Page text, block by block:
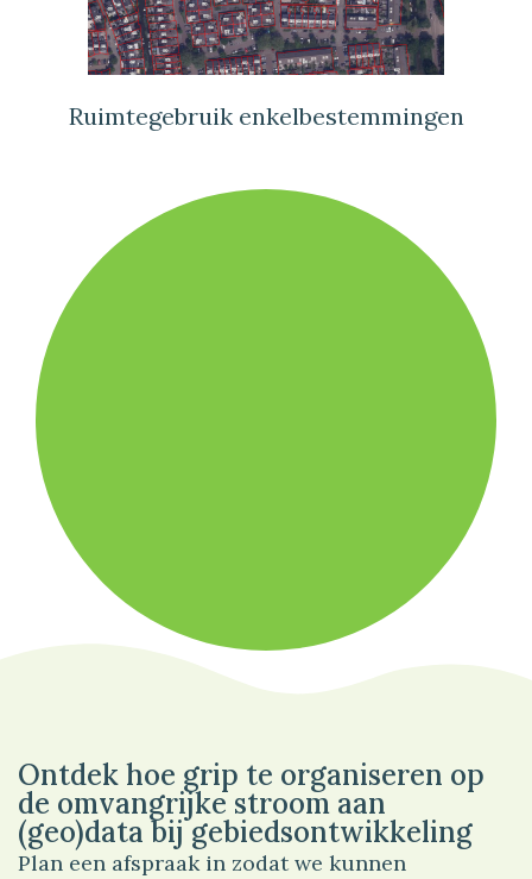
Ruimtegebruik enkelbestemmingen
Ontdek hoe grip te organiseren op
de omvangrijke stroom aan
(geo)data bij gebiedsontwikkeling
Plan een afspraak in zodat we kunnen